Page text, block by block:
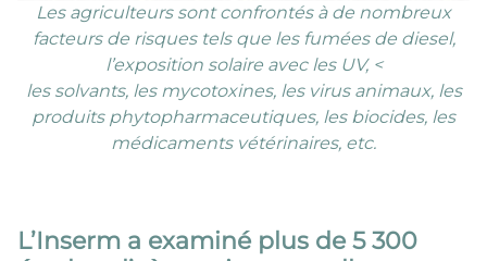
Les agriculteurs sont confrontés à de nombreux
facteurs de risques tels que les fumées de diesel,
l’exposition solaire avec les UV, <
les solvants, les mycotoxines, les virus animaux, les
produits phytopharmaceutiques, les biocides, les
médicaments vétérinaires, etc.
L’Inserm a examiné plus de 5 300